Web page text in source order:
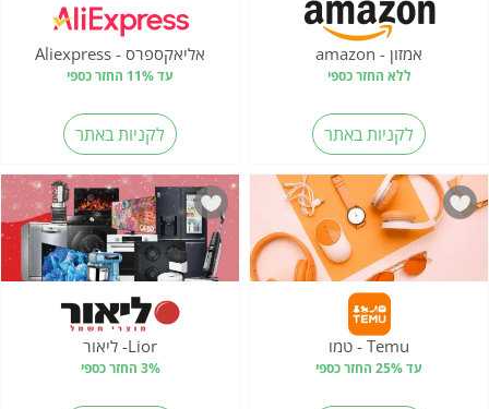
אמזון - amazon
ללא החזר כספי
לקניות באתר
אליאקספרס - Aliexpress
עד 11% החזר כספי
לקניות באתר
Temu - טמו
עד 25% החזר כספי
Lior- ליאור
3% החזר כספי